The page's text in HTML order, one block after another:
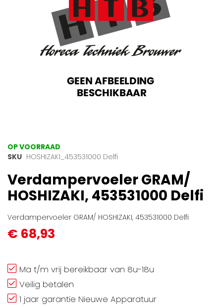
Ga
naar
begin
van
de
gallerij
OP VOORRAAD
SKU HOSHIZAKI_453531000 Delfi
Verdampervoeler GRAM/
HOSHIZAKI, 453531000 Delfi
Verdampervoeler GRAM/ HOSHIZAKI, 453531000 Delfi
€ 68,93
Ma t/m vrij bereikbaar van 8u-18u
Veilig betalen
1 jaar garantie Nieuwe Apparatuur